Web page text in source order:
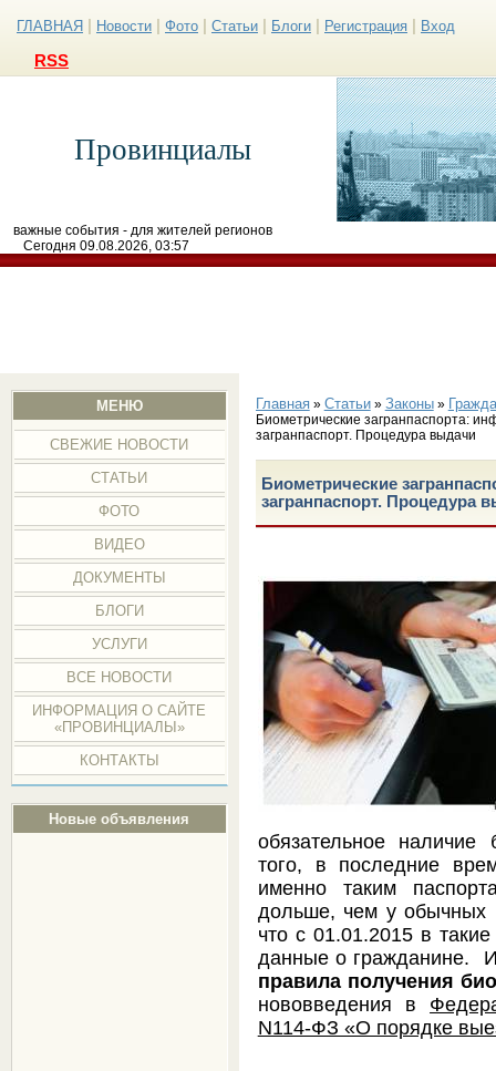
ГЛАВНАЯ Новости Фото Статьи Блоги Регистрация Вход
RSS
Провинциалы
важные события - для жителей регионов
Сегодня 09.08.2026, 03:57
МЕНЮ
СВЕЖИЕ НОВОСТИ
СТАТЬИ
ФОТО
ВИДЕО
ДОКУМЕНТЫ
БЛОГИ
УСЛУГИ
ВСЕ НОВОСТИ
ИНФОРМАЦИЯ О САЙТЕ
«ПРОВИНЦИАЛЫ»
КОНТАКТЫ
Новые объявления
Главная» Статьи» Законы»
Биометрические загранпаспорта:
загранпаспорт. Процедура выдачи
Биометрические
загранпаспорт. Процедура
обязательное наличие
того, в последние
именно таким
дольше, чем у обычных
что с 01.01.2015 в
данные о гражданине.
правила получения
нововведения в
N114-ФЗ «О порядке